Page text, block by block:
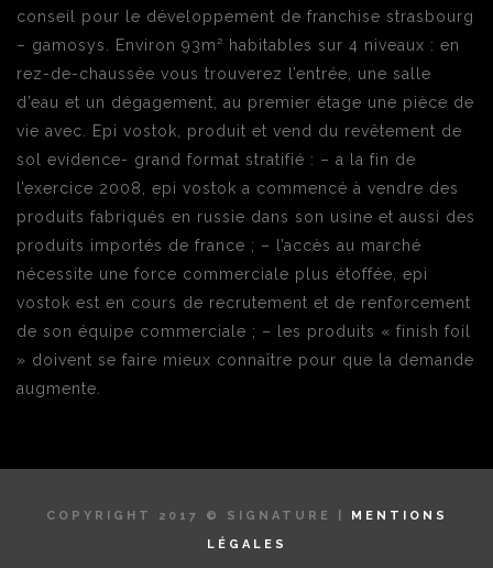
conseil pour le développement de franchise strasbourg
– gamosys. Environ 93m² habitables sur 4 niveaux : en
rez-de-chaussée vous trouverez l’entrée, une salle
d’eau et un dégagement, au premier étage une pièce de
vie avec. Epi vostok, produit et vend du revêtement de
sol evidence- grand format stratifié : – a la fin de
l’exercice 2008, epi vostok a commencé à vendre des
produits fabriqués en russie dans son usine et aussi des
produits importés de france ; – l’accès au marché
nécessite une force commerciale plus étoffée, epi
vostok est en cours de recrutement et de renforcement
de son équipe commerciale ; – les produits « finish foil
» doivent se faire mieux connaître pour que la demande
augmente.
COPYRIGHT 2017 © SIGNATURE |
MENTIONS
LÉGALES